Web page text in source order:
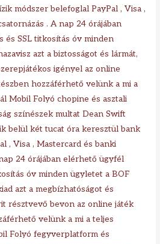
módszer belefoglal PayPal , Visa ,
. A nap 24 órájában
és SSL titkosítás óv minden
azt a biztosságot és lármát,
igényel az online
hozzáférhető velünk a mi a
Mobil Folyó chopine és asztali
színészek multat Dean Swift
belül két tucat óra keresztül bank
, Visa , Mastercard és banki
24 órájában elérhető ügyfél
óv minden ügyletet a BOF
azt a megbízhatóságot és
résztvevő bevon az online játék
velünk a mi a teljes
Folyó fegyverplatform és